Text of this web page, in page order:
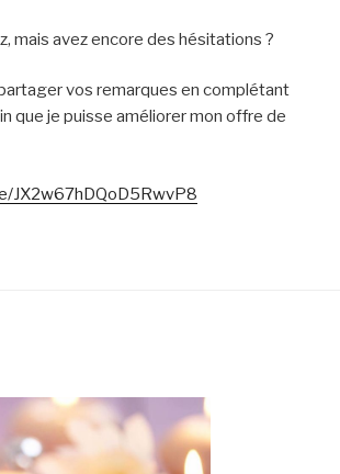
mais avez encore des hésitations ?
vos remarques en complétant
que je puisse améliorer mon offre de
JX2w67hDQoD5RwvP8